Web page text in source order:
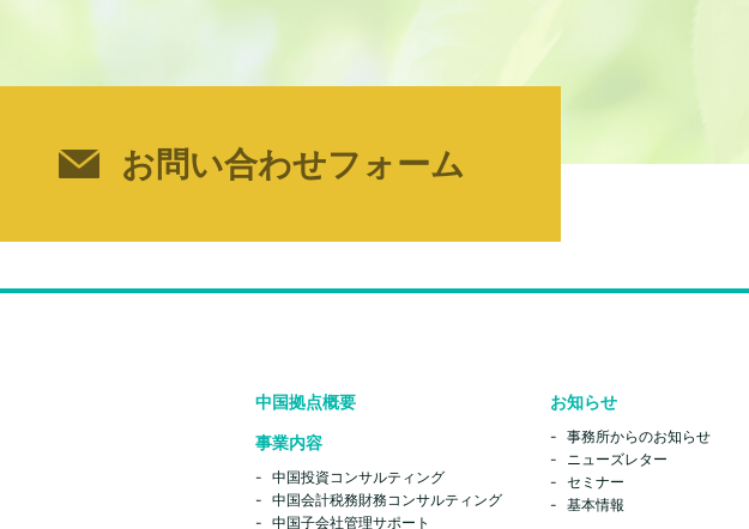
お問い合わせフォーム
中国拠点概要
事業内容
中国投資コンサルティング
中国会計税務財務コンサルティング
中国子会社管理サポート
お知らせ
事務所からのお知らせ
ニューズレター
セミナー
基本情報